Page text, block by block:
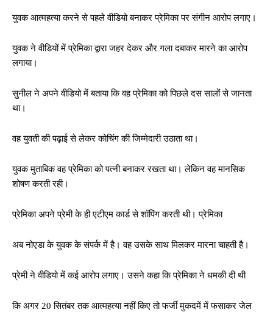
युवक आत्महत्या करने से पहले वीडियो बनाकर प्रेमिका पर संगीन आरोप लगाए।
युवक ने वीडियों में प्रेमिका द्वारा जहर देकर और गला दबाकर मारने का आरोप
लगाया।
सुनील ने अपने वीडियो में बताया कि वह प्रेमिका को पिछले दस सालों से जानता
था।
वह युवती की पढ़ाई से लेकर कोचिंग की जिम्मेदारी उठाता था।
युवक मुताबिक वह प्रेमिका को पत्नी बनाकर रखता था। लेकिन वह मानसिक
शोषण करती रही।
प्रेमिका अपने प्रेमी के ही एटीएम कार्ड से शॉपिंग करती थी। प्रेमिका
अब नोएडा के युवक के संपर्क में है। वह उसके साथ मिलकर मारना चाहती है।
प्रेमी ने वीडियो में कई आरोप लगाए। उसने कहा कि प्रेमिका ने धमकी दी थी
कि अगर 20 सितंबर तक आत्महत्या नहीं किए तो फर्जी मुकदमें में फसाकर जेल